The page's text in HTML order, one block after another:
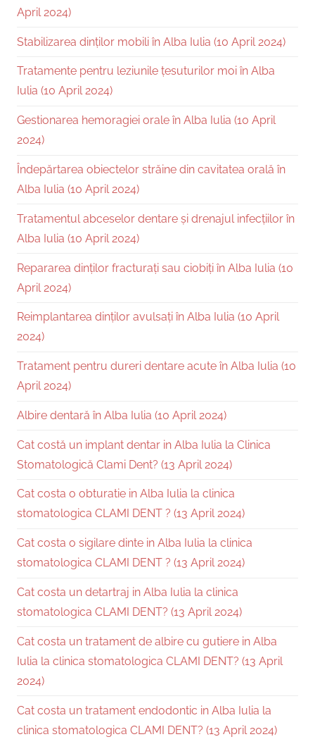
April 2024)
Stabilizarea dinților mobili în Alba Iulia (10 April 2024)
Tratamente pentru leziunile țesuturilor moi în Alba
Iulia (10 April 2024)
Gestionarea hemoragiei orale în Alba Iulia (10 April
2024)
Îndepărtarea obiectelor străine din cavitatea orală în
Alba Iulia (10 April 2024)
Tratamentul abceselor dentare și drenajul infecțiilor în
Alba Iulia (10 April 2024)
Repararea dinților fracturați sau ciobiți în Alba Iulia (10
April 2024)
Reimplantarea dinților avulsați în Alba Iulia (10 April
2024)
Tratament pentru dureri dentare acute în Alba Iulia (10
April 2024)
Albire dentară în Alba Iulia (10 April 2024)
Cat costă un implant dentar in Alba Iulia la Clinica
Stomatologică Clami Dent? (13 April 2024)
Cat costa o obturatie in Alba Iulia la clinica
stomatologica CLAMI DENT ? (13 April 2024)
Cat costa o sigilare dinte in Alba Iulia la clinica
stomatologica CLAMI DENT ? (13 April 2024)
Cat costa un detartraj in Alba Iulia la clinica
stomatologica CLAMI DENT? (13 April 2024)
Cat costa un tratament de albire cu gutiere in Alba
Iulia la clinica stomatologica CLAMI DENT? (13 April
2024)
Cat costa un tratament endodontic in Alba Iulia la
clinica stomatologica CLAMI DENT? (13 April 2024)